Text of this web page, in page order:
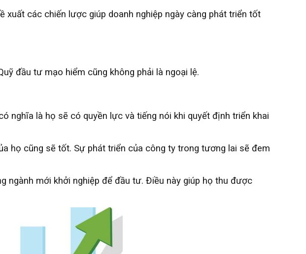
xuất các chiến lược giúp doanh nghiệp ngày càng phát triển tốt
đầu tư mạo hiểm cũng không phải là ngoại lệ.
nghĩa là họ sẽ có quyền lực và tiếng nói khi quyết định triển khai
họ cũng sẽ tốt. Sự phát triển của công ty trong tương lai sẽ đem
ngành mới khởi nghiệp để đầu tư. Điều này giúp họ thu được